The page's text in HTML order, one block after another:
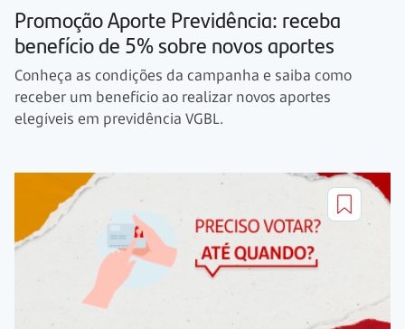
Promoção Aporte Previdência: receba
benefício de 5% sobre novos aportes
Conheça as condições da campanha e saiba como
receber um benefício ao realizar novos aportes
elegíveis em previdência VGBL.